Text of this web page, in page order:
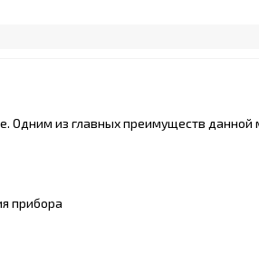
Одним из главных преимуществ данной
прибора